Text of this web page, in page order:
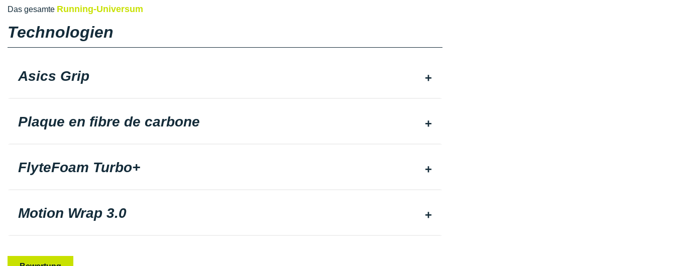
Das gesamte Running-Universum
Technologien
Asics Grip
Plaque en fibre de carbone
FlyteFoam Turbo+
Motion Wrap 3.0